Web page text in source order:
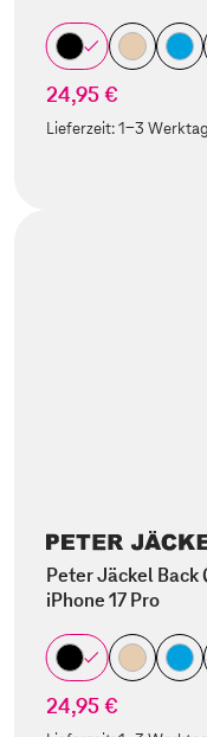
24,95 €
Lieferzeit:1-3
Peter Jäckel Back
iPhone 17 Pro
24,95 €